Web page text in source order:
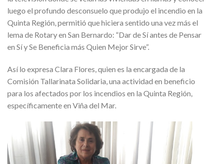
luego el profundo desconsuelo que produjo el incendio en la
Quinta Región, permitió que hiciera sentido una vez más el
lema de Rotary en San Bernardo: “Dar de Sí antes de Pensar
en Sí y Se Beneficia más Quien Mejor Sirve”.
Así lo expresa Clara Flores, quien es la encargada de la
Comisión Tallarinata Solidaria, una actividad en beneficio
para los afectados por los incendios en la Quinta Región,
específicamente en Viña del Mar.